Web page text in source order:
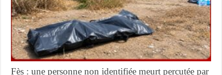
Fès : une personne non identifiée meurt percutée par